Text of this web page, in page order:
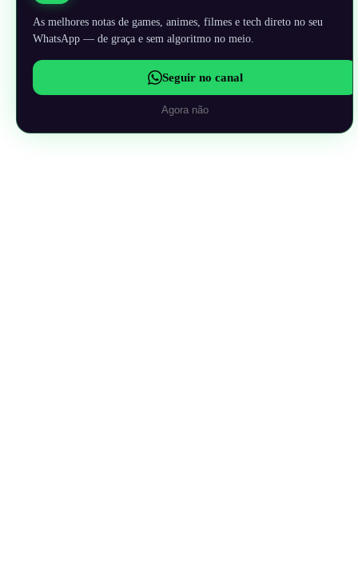
As melhores notas de games, animes, filmes e tech direto no seu
WhatsApp — de graça e sem algoritmo no meio.
Seguir no canal
Agora não